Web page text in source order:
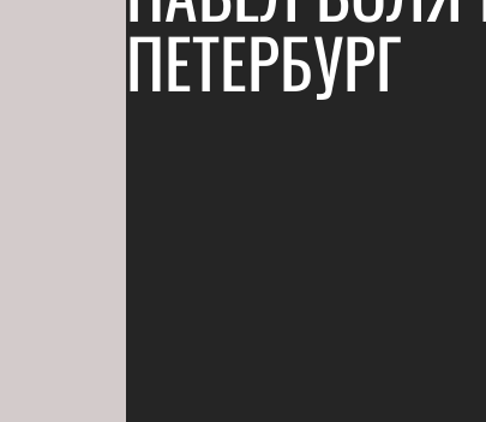
ПЕТЕРБУРГ